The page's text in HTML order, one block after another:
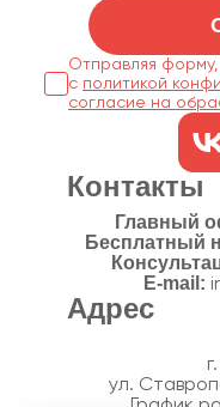
Отправляя
с политикой
согласие на
Контакты
Главный
Бесплатный
E-mail:
Адрес
ул.